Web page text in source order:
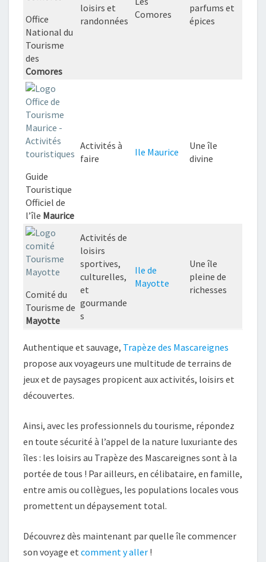
Office
National du
Tourisme
des
Comores
loisirs et
randonnées
Comores
parfums et
épices
Guide
Touristique
Officiel de
l’île Maurice
Activités à
faire
Ile Maurice
Une île
divine
Comité du
Tourisme de
Mayotte
Activités de
loisirs
sportives,
culturelles,
et
gourmande
s
Ile de
Mayotte
Une île
pleine de
richesses
Authentique et sauvage, Trapèze des Mascareignes
propose aux voyageurs une multitude de terrains de
jeux et de paysages propicent aux activités, loisirs et
découvertes.
Ainsi, avec les professionnels du tourisme, répondez
en toute sécurité à l’appel de la nature luxuriante des
îles : les loisirs au Trapèze des Mascareignes sont à la
portée de tous ! Par ailleurs, en célibataire, en famille,
entre amis ou collègues, les populations locales vous
promettent un dépaysement total.
Découvrez dès maintenant par quelle île commencer
son voyage et comment y aller !